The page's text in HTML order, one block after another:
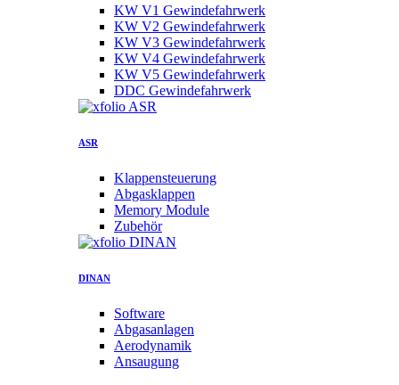
KW V1 Gewindefahrwerk
KW V2 Gewindefahrwerk
KW V3 Gewindefahrwerk
KW V4 Gewindefahrwerk
KW V5 Gewindefahrwerk
DDC Gewindefahrwerk
ASR
Klappensteuerung
Abgasklappen
Memory Module
Zubehör
DINAN
Software
Abgasanlagen
Aerodynamik
Ansaugung